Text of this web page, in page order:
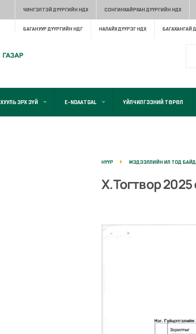
ЧИНГЭЛТЭЙ ДҮҮРГИЙН НДХ СОНГИНХАЙРХАН ДҮҮРГИЙН НДХ
БАГАНУУР ДҮҮРГИЙН НДГ НАЛАЙХ ДҮҮРЭГ НДХ БАГАХАНГАЙ
ХУУЛЬ ЭРХ ЗҮЙ E-NDAATGAL ҮЙЛЧИЛГЭЭНИЙ ТӨРӨЛ
НҮҮР МЭДЭЭЛЛИЙН ИЛ ТОД
Х.Тогтвор